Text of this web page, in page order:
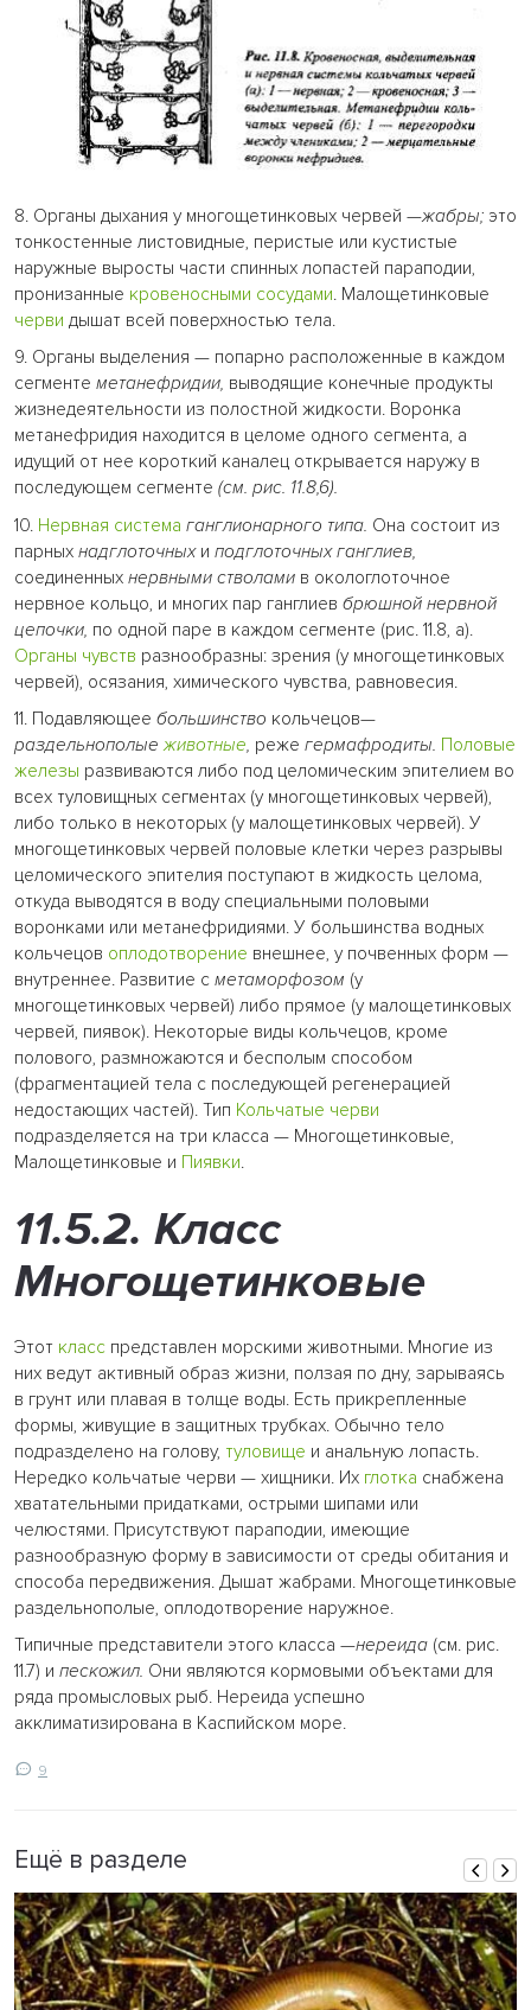
8. Органы дыхания у многощетинковых червей —жабры; это
тонкостенные листовидные, перистые или кустистые
наружные выросты части спинных лопастей параподии,
пронизанные кровеносными сосудами. Малощетинковые
черви дышат всей поверхностью тела.
9. Органы выделения — попарно расположенные в каждом
сегменте метанефридии, выводящие конечные продукты
жизнедеятельности из полостной жидкости. Воронка
метанефридия находится в целоме одного сегмента, а
идущий от нее короткий каналец открывается наружу в
последующем сегменте (см. рис. 11.8,6).
10. Нервная система ганглионарного типа. Она состоит из
парных надглоточныхи подглоточных ганглиев,
соединенных нервными стволами в окологлоточное
нервное кольцо, и многих пар ганглиев брюшной нервной
цепочки, по одной паре в каждом сегменте (рис. 11.8, а).
Органы чувств разнообразны: зрения (у многощетинковых
червей), осязания, химического чувства, равновесия.
11. Подавляющее большинство кольчецов—
раздельнополыеживотные, реже гермафродиты. Половые
железы развиваются либо под целомическим эпителием во
всех туловищных сегментах (у многощетинковых червей),
либо только в некоторых (у малощетинковых червей). У
многощетинковых червей половые клетки через разрывы
целомического эпителия поступают в жидкость целома,
откуда выводятся в воду специальными половыми
воронками или метанефридиями. У большинства водных
кольчецов оплодотворение внешнее, у почвенных форм —
внутреннее. Развитие с метаморфозом (у
многощетинковых червей) либо прямое (у малощетинковых
червей, пиявок). Некоторые виды кольчецов, кроме
полового, размножаются и бесполым способом
(фрагментацией тела с последующей регенерацией
недостающих частей). Тип Кольчатые черви
подразделяется на три класса — Многощетинковые,
Малощетинковые и Пиявки.
11.5.2. Класс
Многощетинковые
Этот класс представлен морскими животными. Многие из
них ведут активный образ жизни, ползая по дну, зарываясь
в грунт или плавая в толще воды. Есть прикрепленные
формы, живущие в защитных трубках. Обычно тело
подразделено на голову, туловище и анальную лопасть.
Нередко кольчатые черви — хищники. Их глотка снабжена
хватательными придатками, острыми шипами или
челюстями. Присутствуют параподии, имеющие
разнообразную форму в зависимости от среды обитания и
способа передвижения. Дышат жабрами. Многощетинковые
раздельнополые, оплодотворение наружное.
Типичные представители этого класса —нереида (см. рис.
11.7) и пескожил. Они являются кормовыми объектами для
ряда промысловых рыб. Нереида успешно
акклиматизирована в Каспийском море.
9
Ещё в разделе